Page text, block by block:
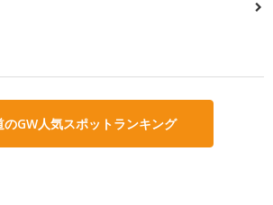
のGW人気スポットランキング